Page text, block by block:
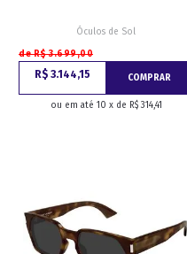
Óculos de Sol
de R$ 3.699,00
R$ 3.144,15 COMPRAR
ou em até 10 x de R$ 314,41